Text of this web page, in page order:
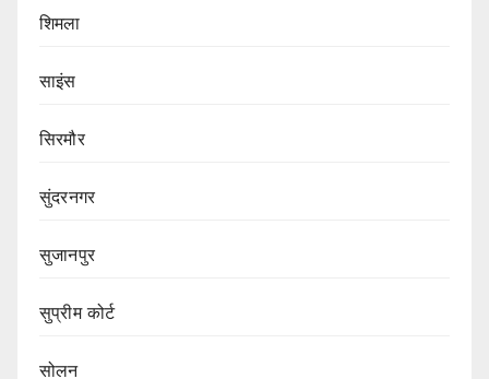
शिमला
साइंस
सिरमौर
सुंदरनगर
सुजानपुर
सुप्रीम कोर्ट
सोलन